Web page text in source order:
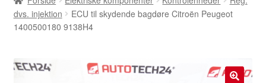
Betalinger
Klage
dvs. injektion
ECU til skydende bagdøre Citroën Peugeot
1400500180 9138H4